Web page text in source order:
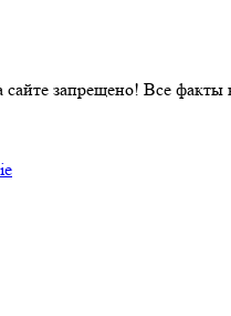
запрещено! Все факты